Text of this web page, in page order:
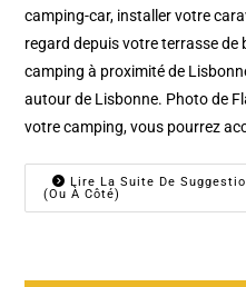
camping-car, installer votre
regard depuis votre terrasse de
camping à proximité de
autour de Lisbonne. Photo de
votre camping, vous pourrez
Lire La Suite De
(ou À Côté)